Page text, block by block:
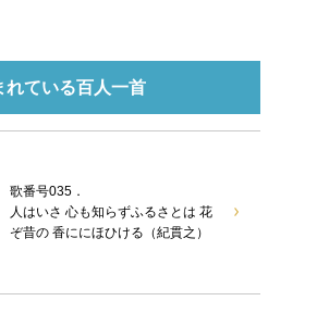
れている百人一首
歌番号035．
人はいさ 心も知らずふるさとは 花
ぞ昔の 香ににほひける（紀貫之）